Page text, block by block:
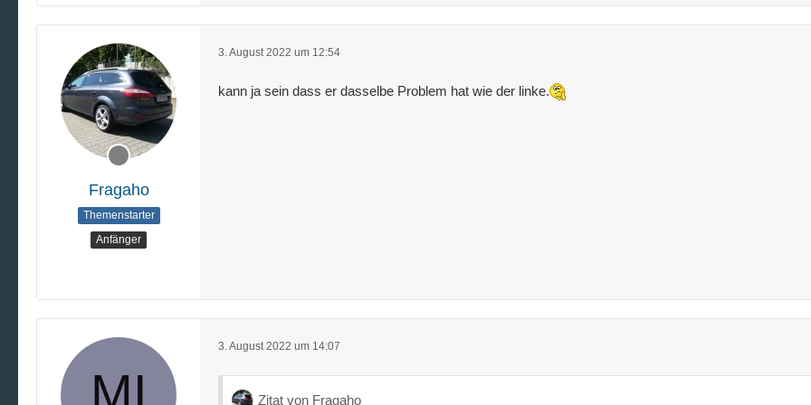
Fragaho
Themenstarter
Anfänger
3. August 2022 um 12:54
kann ja sein dass er dasselbe Problem hat wie der linke.
3. August 2022 um 14:07
Zitat von Fragaho